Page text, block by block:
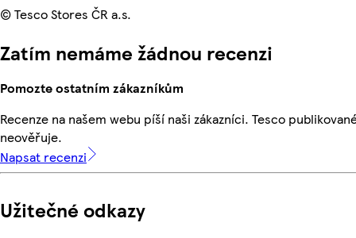
© Tesco Stores ČR a.s.
Zatím nemáme žádnou recenzi
Pomozte ostatním zákazníkům
Recenze na našem webu píší naši zákazníci. Tesco
neověřuje.
Napsat recenzi
Užitečné odkazy